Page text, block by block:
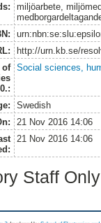
miljöarbete,
http://urn.kb.se/
of
Social sciences,
Swedish
21 Nov 2016 14:06
21 Nov 2016 14:06
Staff